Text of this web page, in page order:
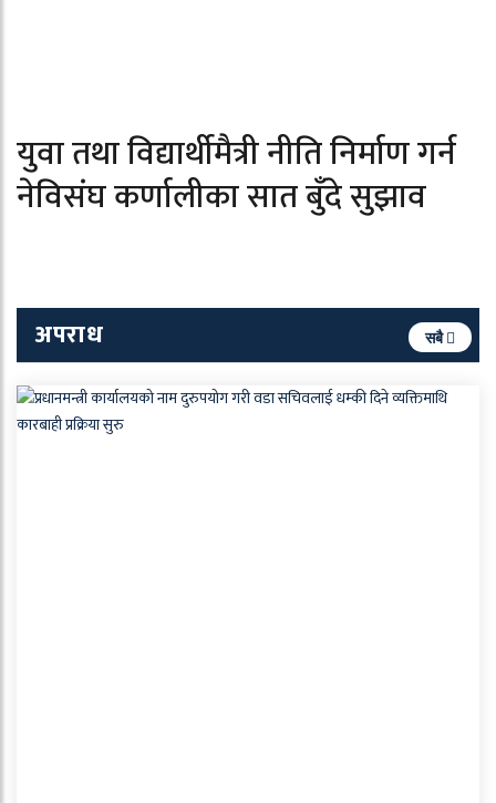
युवा तथा विद्यार्थीमैत्री नीति निर्माण गर्न
नेविसंघ कर्णालीका सात बुँदे सुझाव
अपराध सबै